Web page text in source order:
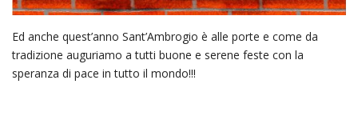
Ed anche quest’anno Sant’Ambrogio è alle porte e come da
tradizione auguriamo a tutti buone e serene feste con la
speranza di pace in tutto il mondo!!!